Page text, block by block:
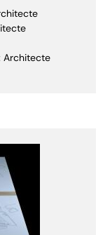
Architecte